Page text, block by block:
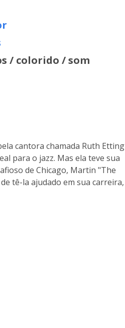
/ colorido / som
cantora chamada Ruth Etting
para o jazz. Mas ela teve sua
de Chicago, Martin "The
tê-la ajudado em sua carreira,